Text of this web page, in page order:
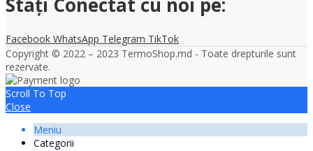
Facebook WhatsApp Telegram TikTok
Copyright © 2022 – 2023 TermoShop.md - Toate drepturile sunt
rezervate.
Scroll To Top
Close
Meniu
Categorii